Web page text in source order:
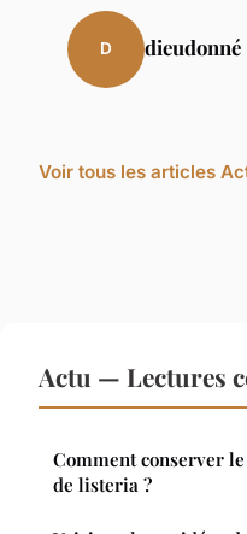
D dieudonné
Voir tous les articles
Actu — Lectures
Comment conserver
de listeria ?